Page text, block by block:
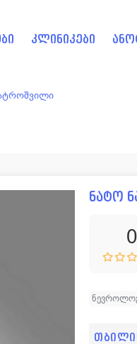
კლინიკები
ნატო
0